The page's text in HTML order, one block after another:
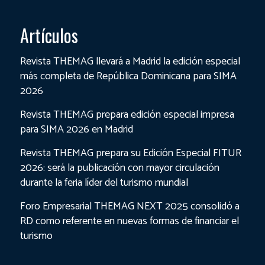
Artículos
Revista THEMAG llevará a Madrid la edición especial
más completa de República Dominicana para SIMA
2026
Revista THEMAG prepara edición especial impresa
para SIMA 2026 en Madrid
Revista THEMAG prepara su Edición Especial FITUR
2026: será la publicación con mayor circulación
durante la feria líder del turismo mundial
Foro Empresarial THEMAG NEXT 2025 consolidó a
RD como referente en nuevas formas de financiar el
turismo